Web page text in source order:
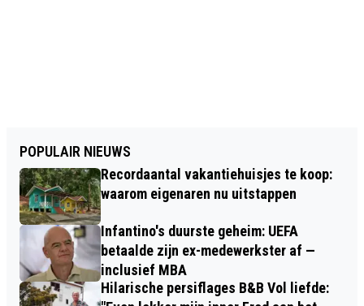
POPULAIR NIEUWS
Recordaantal vakantiehuisjes te koop:
waarom eigenaren nu uitstappen
Infantino's duurste geheim: UEFA
betaalde zijn ex-medewerkster af —
inclusief MBA
Hilarische persiflages B&B Vol liefde: